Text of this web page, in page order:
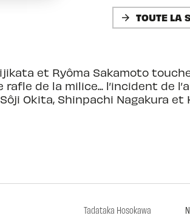
arrow_forward TOUTE LA
et Ryôma Sakamoto
de la milice... l’incident de
Okita, Shinpachi Nagakura
Tadataka Hosokawa